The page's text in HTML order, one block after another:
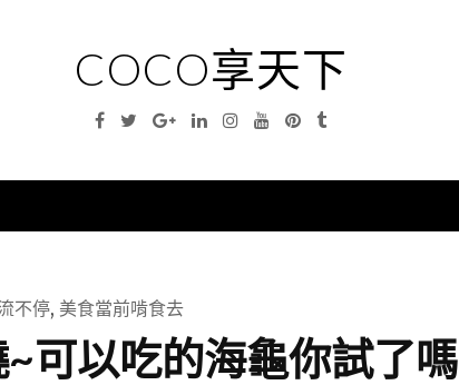
COCO享天下
Facebook
TwitterGoogleLinkedinInstagramYouTubePinterest
Tumblr
不停, 美食當前啃食去
可以吃的海龜你試了嗎